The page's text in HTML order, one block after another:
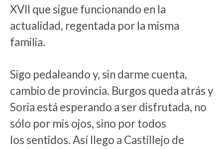
XVII que sigue funcionando en la
actualidad, regentada por la misma
familia.
Sigo pedaleando y, sin darme cuenta,
cambio de provincia. Burgos queda atrás y
Soria está esperando a ser disfrutada, no
sólo por mis ojos, sino por todos
los sentidos. Así llego a Castillejo de